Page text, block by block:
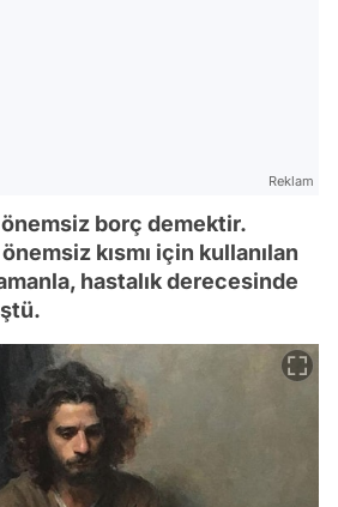
Reklam
önemsiz borç demektir.
kısmı için kullanılan
hastalık derecesinde